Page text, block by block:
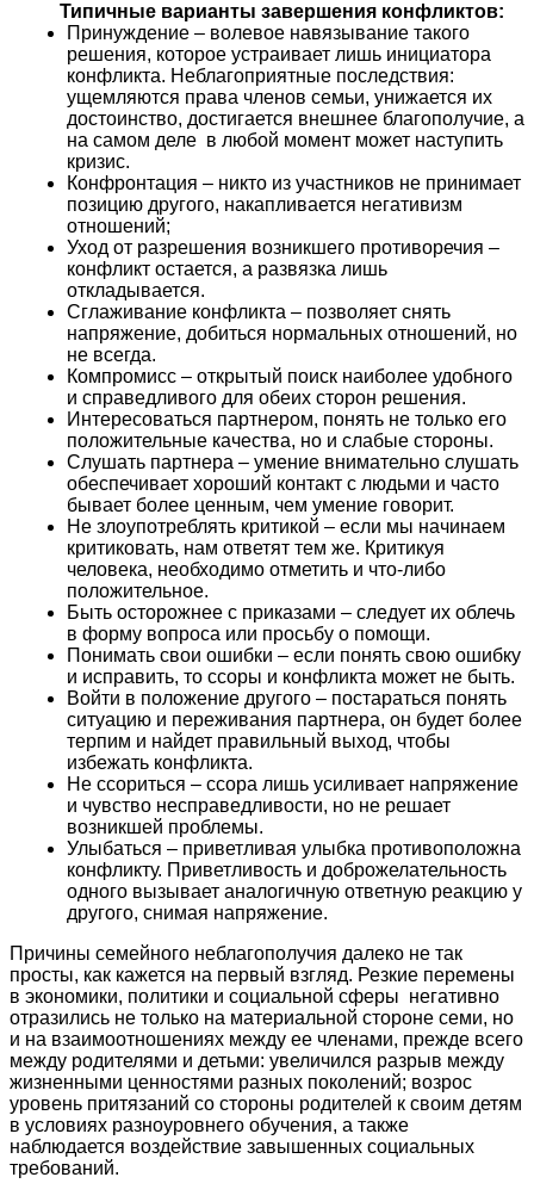
Типичные варианты завершения конфликтов:
Принуждение – волевое навязывание такого
решения, которое устраивает лишь инициатора
конфликта. Неблагоприятные последствия:
ущемляются права членов семьи, унижается их
достоинство, достигается внешнее благополучие, а
на самом деле в любой момент может наступить
кризис.
Конфронтация – никто из участников не принимает
позицию другого, накапливается негативизм
отношений;
Уход от разрешения возникшего противоречия –
конфликт остается, а развязка лишь
откладывается.
Сглаживание конфликта – позволяет снять
напряжение, добиться нормальных отношений, но
не всегда.
Компромисс – открытый поиск наиболее удобного
и справедливого для обеих сторон решения.
Интересоваться партнером, понять не только его
положительные качества, но и слабые стороны.
Слушать партнера – умение внимательно слушать
обеспечивает хороший контакт с людьми и часто
бывает более ценным, чем умение говорит.
Не злоупотреблять критикой – если мы начинаем
критиковать, нам ответят тем же. Критикуя
человека, необходимо отметить и что-либо
положительное.
Быть осторожнее с приказами – следует их облечь
в форму вопроса или просьбу о помощи.
Понимать свои ошибки – если понять свою ошибку
и исправить, то ссоры и конфликта может не быть.
Войти в положение другого – постараться понять
ситуацию и переживания партнера, он будет более
терпим и найдет правильный выход, чтобы
избежать конфликта.
Не ссориться – ссора лишь усиливает напряжение
и чувство несправедливости, но не решает
возникшей проблемы.
Улыбаться – приветливая улыбка противоположна
конфликту. Приветливость и доброжелательность
одного вызывает аналогичную ответную реакцию у
другого, снимая напряжение.
Причины семейного неблагополучия далеко не так
просты, как кажется на первый взгляд. Резкие перемены
в экономики, политики и социальной сферы негативно
отразились не только на материальной стороне семи, но
и на взаимоотношениях между ее членами, прежде всего
между родителями и детьми: увеличился разрыв между
жизненными ценностями разных поколений; возрос
уровень притязаний со стороны родителей к своим детям
в условиях разноуровнего обучения, а также
наблюдается воздействие завышенных социальных
требований.